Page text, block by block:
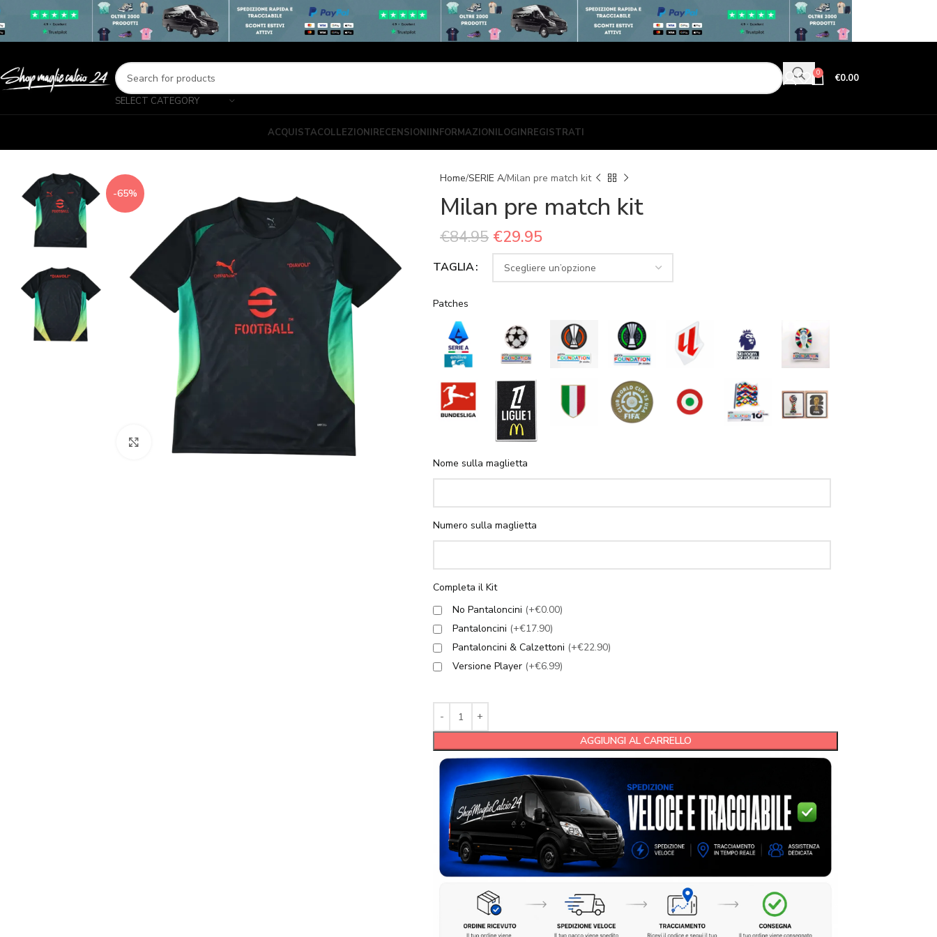
SELECT CATEGORY
0 €0.00
ACQUISTACOLLEZIONIRECENSIONIINFORMAZIONILOGINREGISTRATI
-65%
Click to enlarge
Home SERIE A Milan pre match kit
Milan pre match kit
€84.95 €29.95
TAGLIA
Patches
Nome sulla maglietta
Numero sulla maglietta
Completa il Kit
No Pantaloncini (+€0.00)
Pantaloncini (+€17.90)
Pantaloncini & Calzettoni (+€22.90)
Versione Player (+€6.99)
AGGIUNGI AL CARRELLO